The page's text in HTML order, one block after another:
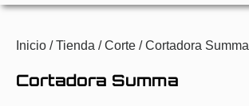
Inicio /Tienda /Corte / Cortadora Summa
Cortadora Summa